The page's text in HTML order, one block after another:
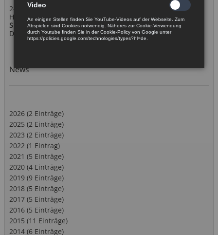
24. - 26. November 2026
Hannover
SPS – Smart Production Solutions
DIS Sensors
News
2026 (2 Einträge)
2025 (2 Einträge)
2023 (2 Einträge)
2022 (1 Eintrag)
2021 (5 Einträge)
2020 (4 Einträge)
2019 (9 Einträge)
2018 (5 Einträge)
2017 (5 Einträge)
2016 (5 Einträge)
2015 (11 Einträge)
2014 (6 Einträge)
Video
An einigen Stellen finden Sie YouTube-Videos auf der Webseite. Zum
Abspielen sind Cookies notwendig. Näheres zur Cookie-Verwendung
durch Youtube finden Sie in der Cookie-Policy von Google unter
https://policies.google.com/technologies/types?hl=de.